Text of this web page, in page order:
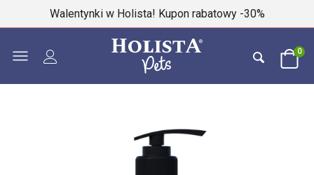
Walentynki w Holista! Kupon rabatowy -30%
0